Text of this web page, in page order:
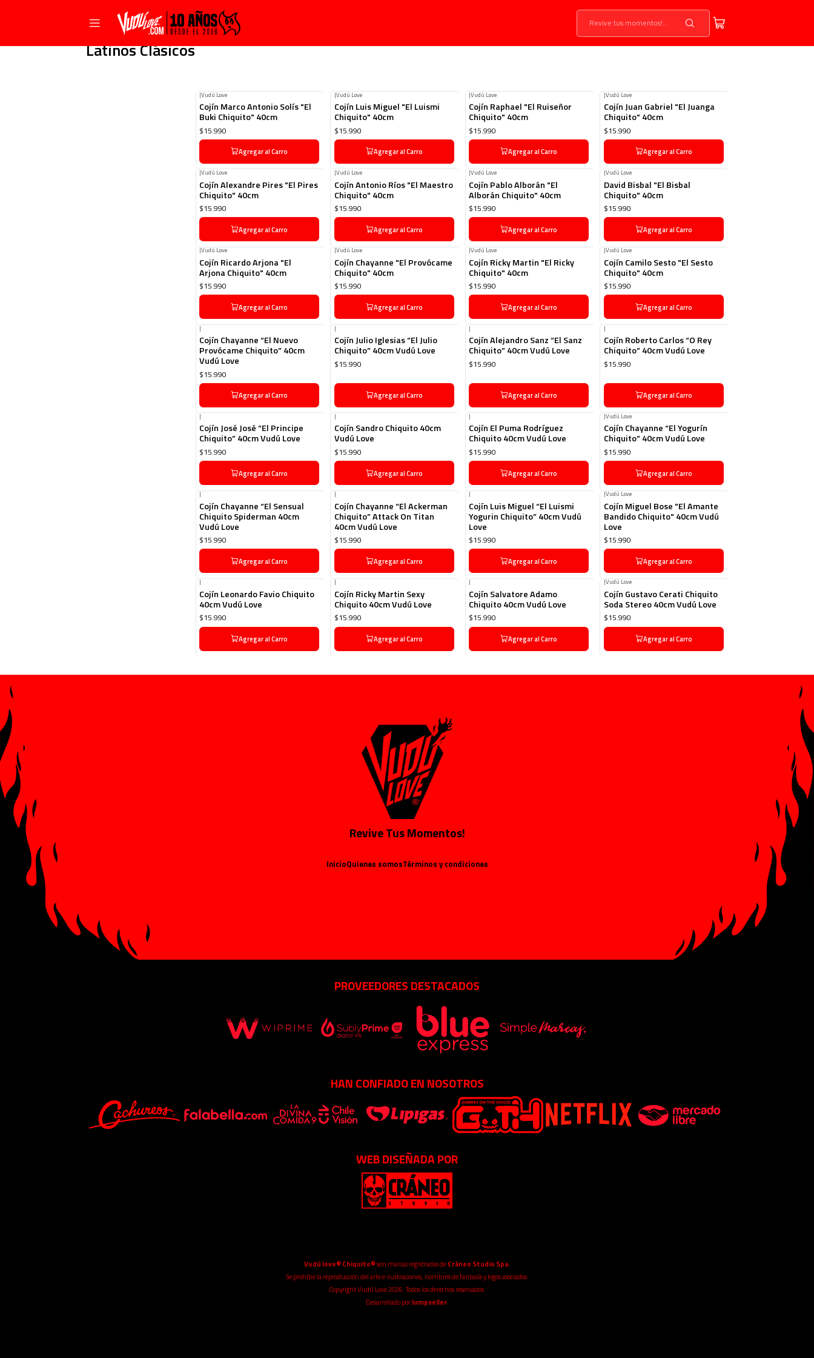
Latinos Clásicos
|Vudú Love
Cojín Marco Antonio Solís "El
Buki Chiquito" 40cm
$15.990
Agregar al Carro
|Vudú Love
Cojín Luis Miguel "El Luismi
Chiquito" 40cm
$15.990
Agregar al Carro
|Vudú Love
Cojín Raphael "El Ruiseñor
Chiquito" 40cm
$15.990
Agregar al Carro
|Vudú Love
Cojín Juan Gabriel "El Juanga
Chiquito" 40cm
$15.990
Agregar al Carro
|Vudú Love
Cojín Alexandre Pires "El Pires
Chiquito" 40cm
$15.990
Agregar al Carro
|Vudú Love
Cojín Antonio Ríos "El Maestro
Chiquito" 40cm
$15.990
Agregar al Carro
|Vudú Love
Cojín Pablo Alborán "El
Alborán Chiquito" 40cm
$15.990
Agregar al Carro
|Vudú Love
David Bisbal "El Bisbal
Chiquito" 40cm
$15.990
Agregar al Carro
|Vudú Love
Cojín Ricardo Arjona "El
Arjona Chiquito" 40cm
$15.990
Agregar al Carro
|Vudú Love
Cojín Chayanne "El Provócame
Chiquito" 40cm
$15.990
Agregar al Carro
|Vudú Love
Cojín Ricky Martin "El Ricky
Chiquito" 40cm
$15.990
Agregar al Carro
|Vudú Love
Cojín Camilo Sesto "El Sesto
Chiquito" 40cm
$15.990
Agregar al Carro
|
Cojín Chayanne “El Nuevo
Provócame Chiquito” 40cm
Vudú Love
$15.990
Agregar al Carro
|
Cojín Julio Iglesias “El Julio
Chiquito” 40cm Vudú Love
$15.990
Agregar al Carro
|
Cojín Alejandro Sanz “El Sanz
Chiquito” 40cm Vudú Love
$15.990
Agregar al Carro
|
Cojín Roberto Carlos “O Rey
Chiquito” 40cm Vudú Love
$15.990
Agregar al Carro
|
Cojín José José “El Principe
Chiquito” 40cm Vudú Love
$15.990
Agregar al Carro
|
Cojín Sandro Chiquito 40cm
Vudú Love
$15.990
Agregar al Carro
|
Cojín El Puma Rodríguez
Chiquito 40cm Vudú Love
$15.990
Agregar al Carro
|Vudú Love
Cojín Chayanne “El Yogurín
Chiquito” 40cm Vudú Love
$15.990
Agregar al Carro
|
Cojín Chayanne “El Sensual
Chiquito Spiderman 40cm
Vudú Love
$15.990
Agregar al Carro
|
Cojín Chayanne “El Ackerman
Chiquito” Attack On Titan
40cm Vudú Love
$15.990
Agregar al Carro
|
Cojín Luis Miguel “El Luismi
Yogurin Chiquito” 40cm Vudú
Love
$15.990
Agregar al Carro
|Vudú Love
Cojín Miguel Bose "El Amante
Bandido Chiquito" 40cm Vudú
Love
$15.990
Agregar al Carro
|
Cojín Leonardo Favio Chiquito
40cm Vudú Love
$15.990
Agregar al Carro
|
Cojín Ricky Martin Sexy
Chiquito 40cm Vudú Love
$15.990
Agregar al Carro
|
Cojín Salvatore Adamo
Chiquito 40cm Vudú Love
$15.990
Agregar al Carro
|Vudú Love
Cojín Gustavo Cerati Chiquito
Soda Stereo 40cm Vudú Love
$15.990
Agregar al Carro
Revive Tus Momentos!
InicioQuienes somosTérminos y condiciones
PROVEEDORES DESTACADOS
HAN CONFIADO EN NOSOTROS
WEB DISEÑADA POR
Vudú love® Chiquito®son marcas registradas deCráneo Studio Spa.
Se prohíbe la reproducción del arte e ilustraciones, nombres de fantasía y logos asociados.
Copyright Vudú Love 2026. Todos los derechos reservados.
Desarrollado porJumpseller.